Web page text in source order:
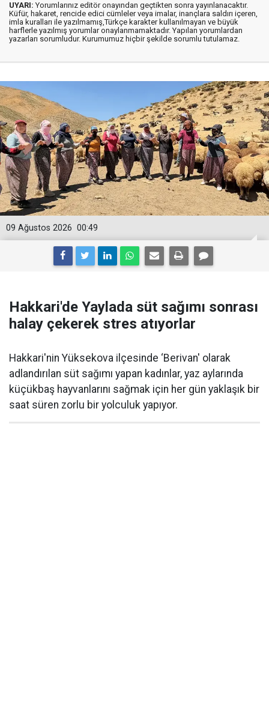
UYARI: Yorumlarınız editör onayından geçtikten sonra yayınlanacaktır.
Küfür, hakaret, rencide edici cümleler veya imalar, inançlara saldırı içeren,
imla kuralları ile yazılmamış,Türkçe karakter kullanılmayan ve büyük
harflerle yazılmış yorumlar onaylanmamaktadır. Yapılan yorumlardan
yazarları sorumludur. Kurumumuz hiçbir şekilde sorumlu tutulamaz.
00:49
09 Ağustos 2026
Hakkari'de Yaylada süt sağımı sonrası
halay çekerek stres atıyorlar
Hakkari'nin Yüksekova ilçesinde ‘Berivan' olarak
adlandırılan süt sağımı yapan kadınlar, yaz aylarında
küçükbaş hayvanlarını sağmak için her gün yaklaşık bir
saat süren zorlu bir yolculuk yapıyor.